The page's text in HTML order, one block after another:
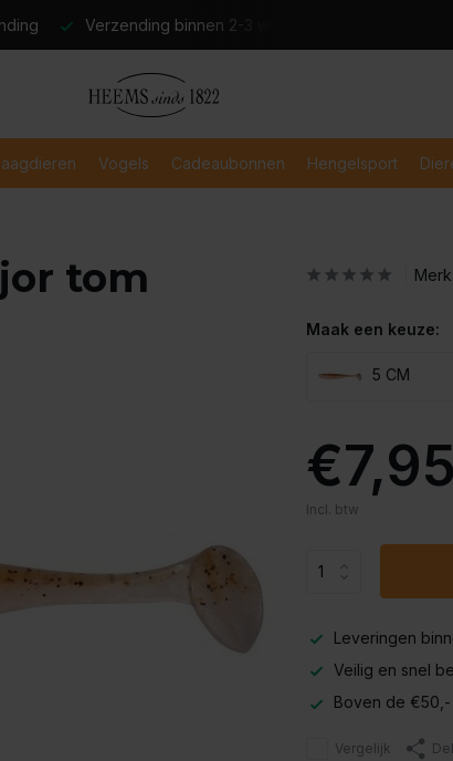
Verzending binnen 2-3 werkdagen Veilig
Vogels Cadeaubonnen Hengelsport
tom Merk:
Maak een keuze:
5 CM
€7,95
Incl. btw
Leveringen
Veilig en snel
Boven de
Vergelijk